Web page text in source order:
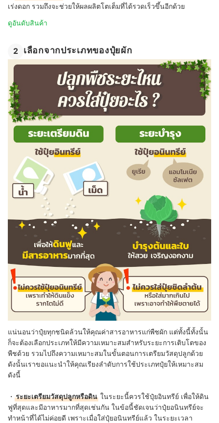
เร่งดอก รวมถึงจะช่วยให้ผลผลิตโตเต็มที่ได้รวดเร็วขึ้นอีกด้วย
ดูอันดับสินค้า
2 เลือกจากประเภทของปุ๋ยผัก
แน่นอนว่าปุ๋ยทุกชนิดล้วนให้คุณค่าสารอาหารแก่พืชผัก แต่ทั้งนี้ทั้งนั้น
ก็จะต้องเลือกประเภทให้มีความเหมาะสมสำหรับระยะการเติบโตของ
พืชด้วย รวมไปถึงความเหมาะสมในขั้นตอนการเตรียมวัสดุปลูกด้วย
ดังนั้นเราขอแนะนำให้คุณเรียงลำดับการใช้ประเภทปุ๋ยให้เหมาะสม
ดังนี้
・ ระยะเตรียมวัสดุปลูกหรือดิน ในระยะนี้ควรใช้ปุ๋ยอินทรีย์ เพื่อให้ดิน
ฟูที่สุดและมีอาหารมากที่สุดเช่นกัน ในข้อนี้ชัดเจนว่าปุ๋ยอนินทรีย์จะ
ทำหน้าที่ได้ไม่ค่อยดี เพราะเมื่อใส่ปุ๋ยอนินทรีย์แล้ว ในระยะเวลา